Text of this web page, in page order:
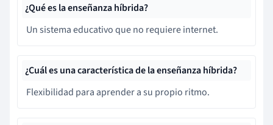
¿Qué es la enseñanza híbrida?
Un sistema educativo que no requiere internet.
¿Cuál es una característica de la enseñanza híbrida?
Flexibilidad para aprender a su propio ritmo.